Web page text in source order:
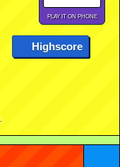
PLAY IT ON PHONE
Highscore